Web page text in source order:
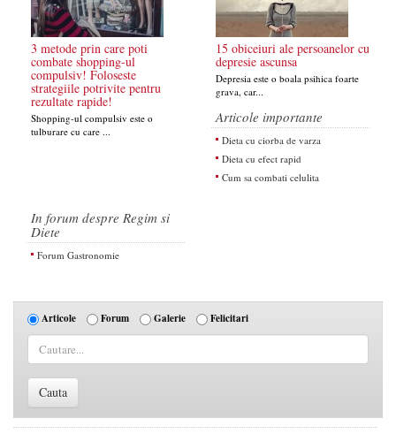
3 metode prin care poti
combate shopping-ul
compulsiv! Foloseste
strategiile potrivite pentru
rezultate rapide!
Shopping-ul compulsiv este o
tulburare cu care ...
15 obiceiuri ale persoanelor cu
depresie ascunsa
Depresia este o boala psihica foarte
grava, car...
Articole importante
Dieta cu ciorba de varza
Dieta cu efect rapid
Cum sa combati celulita
In forum despre Regim si
Diete
Forum Gastronomie
Articole Forum Galerie Felicitari